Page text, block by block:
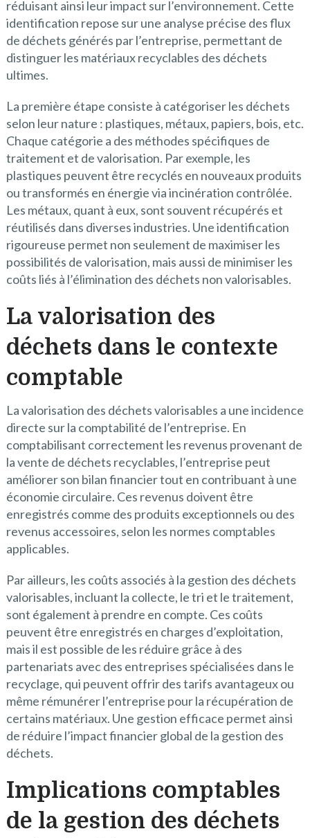
réduisant ainsi leur impact sur l’environnement. Cette
identification repose sur une analyse précise des flux
de déchets générés par l’entreprise, permettant de
distinguer les matériaux recyclables des déchets
ultimes.
La première étape consiste à catégoriser les déchets
selon leur nature : plastiques, métaux, papiers, bois, etc.
Chaque catégorie a des méthodes spécifiques de
traitement et de valorisation. Par exemple, les
plastiques peuvent être recyclés en nouveaux produits
ou transformés en énergie via incinération contrôlée.
Les métaux, quant à eux, sont souvent récupérés et
réutilisés dans diverses industries. Une identification
rigoureuse permet non seulement de maximiser les
possibilités de valorisation, mais aussi de minimiser les
coûts liés à l’élimination des déchets non valorisables.
La valorisation des
déchets dans le contexte
comptable
La valorisation des déchets valorisables a une incidence
directe sur la comptabilité de l’entreprise. En
comptabilisant correctement les revenus provenant de
la vente de déchets recyclables, l’entreprise peut
améliorer son bilan financier tout en contribuant à une
économie circulaire. Ces revenus doivent être
enregistrés comme des produits exceptionnels ou des
revenus accessoires, selon les normes comptables
applicables.
Par ailleurs, les coûts associés à la gestion des déchets
valorisables, incluant la collecte, le tri et le traitement,
sont également à prendre en compte. Ces coûts
peuvent être enregistrés en charges d’exploitation,
mais il est possible de les réduire grâce à des
partenariats avec des entreprises spécialisées dans le
recyclage, qui peuvent offrir des tarifs avantageux ou
même rémunérer l’entreprise pour la récupération de
certains matériaux. Une gestion efficace permet ainsi
de réduire l’impact financier global de la gestion des
déchets.
Implications comptables
de la gestion des déchets